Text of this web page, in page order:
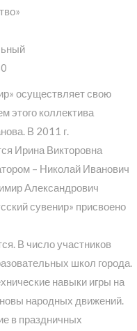
осуществляет свою
этого коллектива
В 2011 г.
Ирина Викторовна
– Николай Иванович
Александрович
сувенир» присвоено
В число участников
школ города.
навыки игры на
народных движений.
в праздничных